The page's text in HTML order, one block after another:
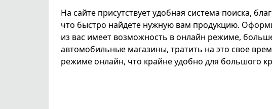
На сайте присутствует удобная система поиска,
что быстро найдете нужную вам продукцию.
из вас имеет возможность в онлайн режиме,
автомобильные магазины, тратить на это свое
режиме онлайн, что крайне удобно для большого